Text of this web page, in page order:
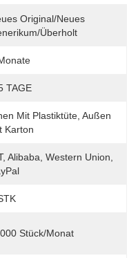
Original/Neues
Überholt
TAGE
Mit Plastiktüte, Außen
Karton
Alibaba, Western Union,
Stück/Monat